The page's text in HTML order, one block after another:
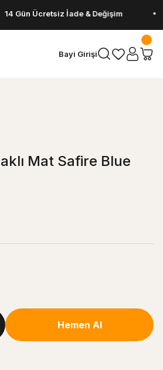
Ücretsiz İade & Değişim
Bayi Girişi
Mat Safire Blue
Hemen Al